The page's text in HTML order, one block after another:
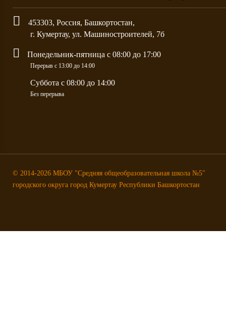
453303, Россия, Башкортостан,
г. Кумертау, ул. Машиностроителей, 7б
Понeдельник-пятница с 08:00 до 17:00
Перерыв с 13:00 до 14:00
Суббота с 08:00 до 14:00
Без перерыва
© 2014-2026 МБОУ "Средняя общеобразовательная школа №5"
городского округа город Кумертау Республики Башкортостан